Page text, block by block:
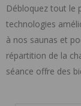
Débloquez tout le
technologies
à nos saunas et
répartition de la
séance offre des